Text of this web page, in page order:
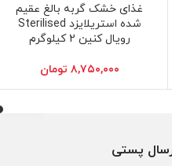
افزودن به سبد خرید
غذای خشک گربه بالغ عقیم
شده استریلایزد Sterilised
رویال کنین 2 کیلوگرم
۸,۷۵۰,۰۰۰ تومان
پستی